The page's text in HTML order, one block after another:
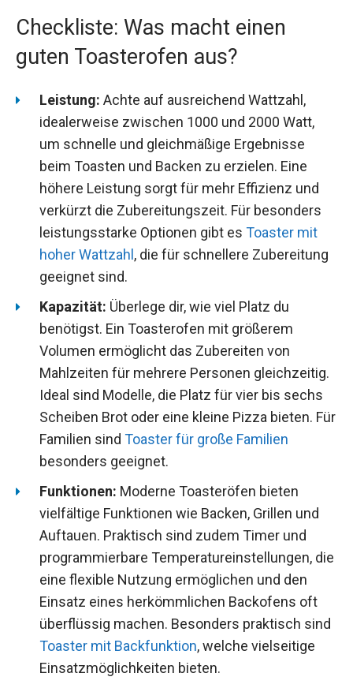
Checkliste: Was macht einen
guten Toasterofen aus?
Leistung: Achte auf ausreichend Wattzahl,
idealerweise zwischen 1000 und 2000 Watt,
um schnelle und gleichmäßige Ergebnisse
beim Toasten und Backen zu erzielen. Eine
höhere Leistung sorgt für mehr Effizienz und
verkürzt die Zubereitungszeit. Für besonders
leistungsstarke Optionen gibt es Toaster mit
hoher Wattzahl , die für schnellere Zubereitung
geeignet sind.
Kapazität: Überlege dir, wie viel Platz du
benötigst. Ein Toasterofen mit größerem
Volumen ermöglicht das Zubereiten von
Mahlzeiten für mehrere Personen gleichzeitig.
Ideal sind Modelle, die Platz für vier bis sechs
Scheiben Brot oder eine kleine Pizza bieten. Für
Familien sind Toaster für große Familien
besonders geeignet.
Funktionen: Moderne Toasteröfen bieten
vielfältige Funktionen wie Backen, Grillen und
Auftauen. Praktisch sind zudem Timer und
programmierbare Temperatureinstellungen, die
eine flexible Nutzung ermöglichen und den
Einsatz eines herkömmlichen Backofens oft
überflüssig machen. Besonders praktisch sind
Toaster mit Backfunktion, welche vielseitige
Einsatzmöglichkeiten bieten.